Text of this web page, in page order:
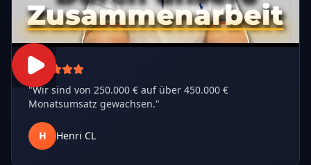
"Wir sind von 250.000 € auf über 450.000 €
Monatsumsatz gewachsen."
H Henri CL